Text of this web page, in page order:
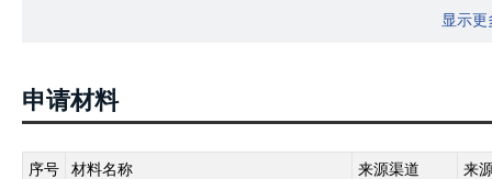
第四条国家实行不动产统一登记制度。不动产登记遵循严格管理、
木所有权;（四）耕地、林地、草地等土地承包经营权;（五）建设用
第六条国务院国土资源主管部门负责指导、监督全国不动产登记工
显示更
申请材料
序号 材料名称 来源渠道 来